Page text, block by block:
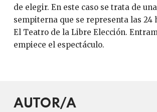
de elegir. En este caso se trata de
sempiterna que se representa las 24
El Teatro de la Libre Elección.
empiece el espectáculo.
AUTOR/A